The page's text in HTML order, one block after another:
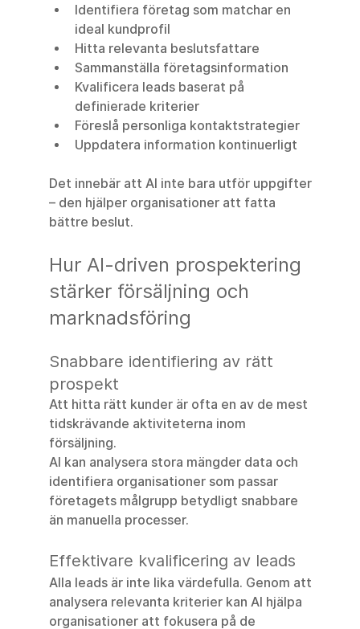
Identifiera företag som matchar en
ideal kundprofil
Hitta relevanta beslutsfattare
Sammanställa företagsinformation
Kvalificera leads baserat på
definierade kriterier
Föreslå personliga kontaktstrategier
Uppdatera information kontinuerligt
Det innebär att AI inte bara utför uppgifter
– den hjälper organisationer att fatta
bättre beslut.
Hur AI-driven prospektering
stärker försäljning och
marknadsföring
Snabbare identifiering av rätt
prospekt
Att hitta rätt kunder är ofta en av de mest
tidskrävande aktiviteterna inom
försäljning.
AI kan analysera stora mängder data och
identifiera organisationer som passar
företagets målgrupp betydligt snabbare
än manuella processer.
Effektivare kvalificering av leads
Alla leads är inte lika värdefulla. Genom att
analysera relevanta kriterier kan AI hjälpa
organisationer att fokusera på de